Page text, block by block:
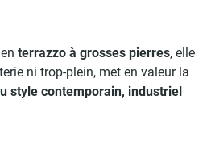
terrazzo à grosses pierres, elle
ni trop-plein, met en valeur la
style contemporain, industriel